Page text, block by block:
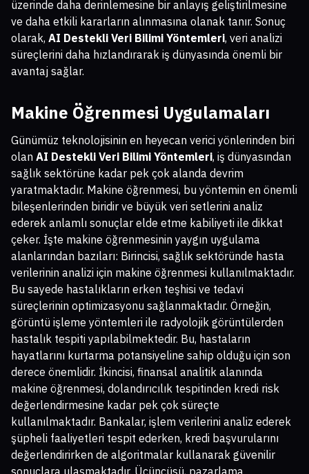
üzerinde daha derinlemesine bir anlayış geliştirilmesine
ve daha etkili kararların alınmasına olanak tanır. Sonuç
olarak, AI Destekli Veri Bilimi Yöntemleri, veri analizi
süreçlerini daha hızlandırarak iş dünyasında önemli bir
avantaj sağlar.
Makine Öğrenmesi Uygulamaları
Günümüz teknolojisinin en heyecan verici yönlerinden biri
olan AI Destekli Veri Bilimi Yöntemleri, iş dünyasından
sağlık sektörüne kadar pek çok alanda devrim
yaratmaktadır. Makine öğrenmesi, bu yöntemin en önemli
bileşenlerinden biridir ve büyük veri setlerini analiz
ederek anlamlı sonuçlar elde etme kabiliyeti ile dikkat
çeker. İşte makine öğrenmesinin yaygın uygulama
alanlarından bazıları: Birincisi, sağlık sektöründe hasta
verilerinin analizi için makine öğrenmesi kullanılmaktadır.
Bu sayede hastalıkların erken teşhisi ve tedavi
süreçlerinin optimizasyonu sağlanmaktadır. Örneğin,
görüntü işleme yöntemleri ile radyolojik görüntülerden
hastalık tespiti yapılabilmektedir. Bu, hastaların
hayatlarını kurtarma potansiyeline sahip olduğu için son
derece önemlidir. İkincisi, finansal analitik alanında
makine öğrenmesi, dolandırıcılık tespitinden kredi risk
değerlendirmesine kadar pek çok süreçte
kullanılmaktadır. Bankalar, işlem verilerini analiz ederek
şüpheli faaliyetleri tespit ederken, kredi başvurularını
değerlendirirken de algoritmalar kullanarak güvenilir
sonuçlara ulaşmaktadır. Üçüncüsü, pazarlama